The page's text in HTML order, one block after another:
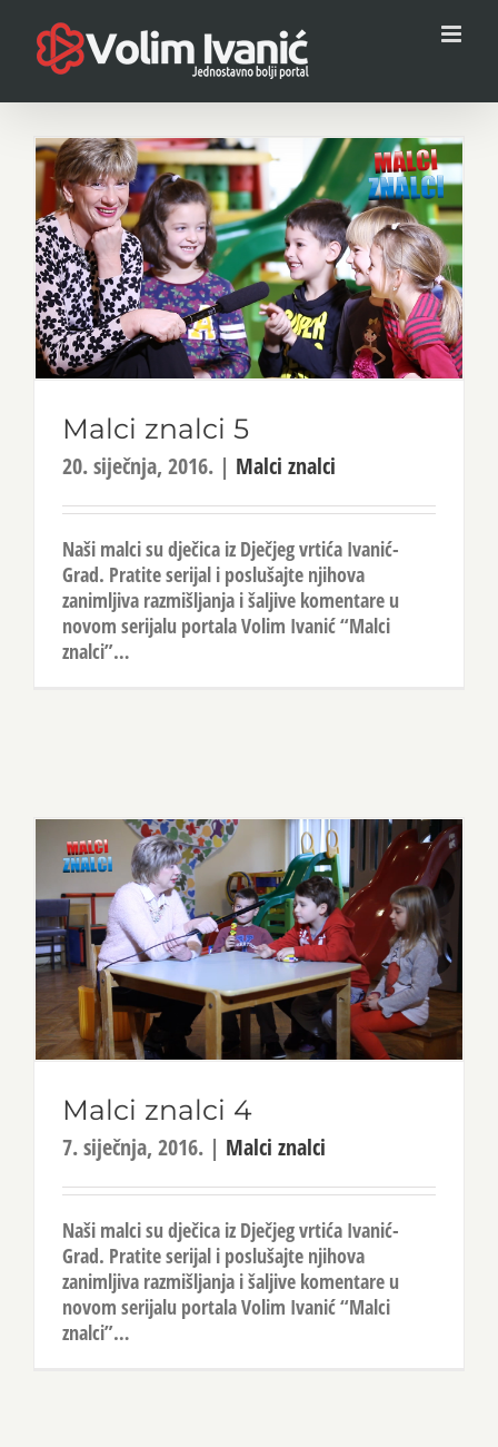
content
Malci znalci 5
20. siječnja, 2016. | Malci znalci
Naši malci su dječica iz Dječjeg vrtića Ivanić-
Grad. Pratite serijal i poslušajte njihova
zanimljiva razmišljanja i šaljive komentare u
novom serijalu portala Volim Ivanić “Malci
znalci”…
Malci znalci 4
7. siječnja, 2016. | Malci znalci
Naši malci su dječica iz Dječjeg vrtića Ivanić-
Grad. Pratite serijal i poslušajte njihova
zanimljiva razmišljanja i šaljive komentare u
novom serijalu portala Volim Ivanić “Malci
znalci”…